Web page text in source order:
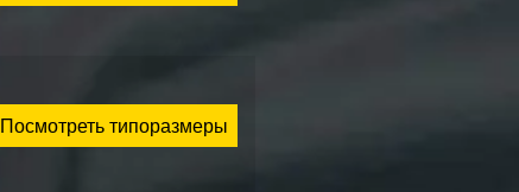
Посмотреть типоразмеры